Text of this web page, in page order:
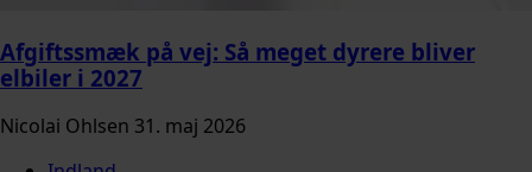
Afgiftssmæk på vej: Så meget dyrere bliver
elbiler i 2027
Nicolai Ohlsen 31. maj 2026